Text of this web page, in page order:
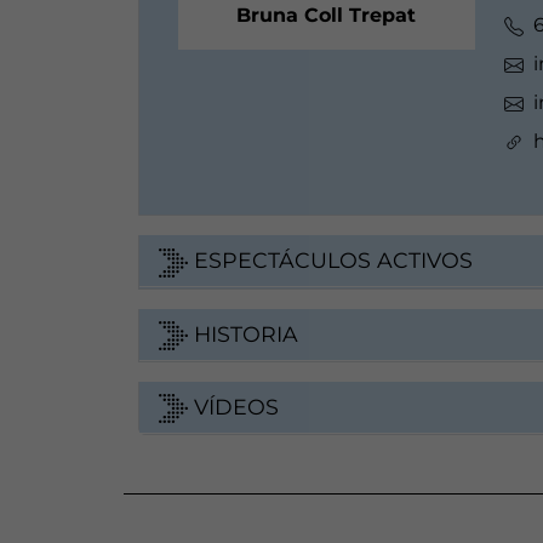
Bruna Coll Trepat
ESPECTÁCULOS ACTIVOS
HISTORIA
VÍDEOS